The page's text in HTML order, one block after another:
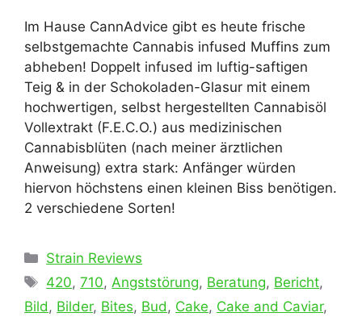
Im Hause CannAdvice gibt es heute frische
selbstgemachte Cannabis infused Muffins zum
abheben! Doppelt infused im luftig-saftigen
Teig & in der Schokoladen-Glasur mit einem
hochwertigen, selbst hergestellten Cannabisöl
Vollextrakt (F.E.C.O.) aus medizinischen
Cannabisblüten (nach meiner ärztlichen
Anweisung) extra stark: Anfänger würden
hiervon höchstens einen kleinen Biss benötigen.
2 verschiedene Sorten!
Kategorien
Strain Reviews
Schlagwörter
420,710, Angststörung, Beratung, Bericht,
Bild , Bilder, Bites, Bud , Cake, Cake and Caviar,